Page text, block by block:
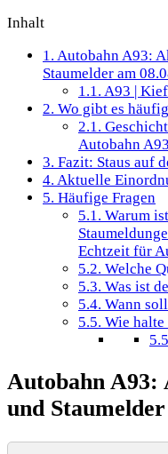
Inhalt
1. Autobahn A93:
Staumelder am
1.1. A93 |
2. Wo gibt es
2.1.
Autobahn A93
3. Fazit: Staus auf
4. Aktuelle
5. Häufige Fragen
5.1. Warum
Echtzeit für
5.2. Welche
5.3. Was ist
5.4. Wann
5.5. Wie
Autobahn A93:
und